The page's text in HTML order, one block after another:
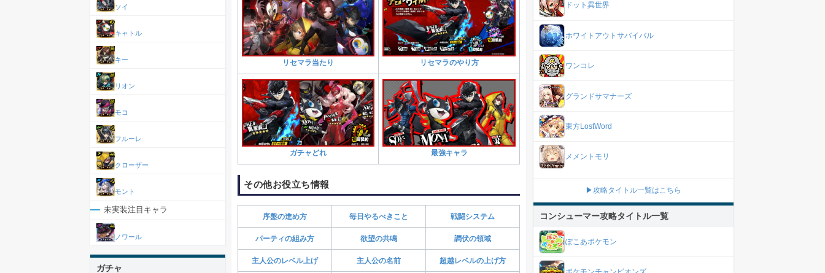
リセマラ当たり リセマラのやり方
ガチャどれ 最強キャラ
その他お役立ち情報
序盤の進め方 毎日やるべきこと 戦闘システム
パーティの組み方 欲望の共鳴 調伏の領域
主人公のレベル上げ 主人公の名前 超越レベルの上げ方
ソイ
キャトル
キー
リオン
モコ
フルーレ
クローザー
モント
未実装注目キャラ
ノワール
ガチャ
ドット異世界
ホワイトアウトサバイバル
ワンコレ
グランドサマナーズ
東方LostWord
メメントモリ
▶攻略タイトル一覧はこちら
コンシューマー攻略タイトル一覧
ぽこあポケモン